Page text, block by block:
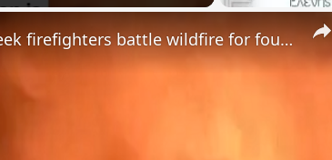
"The situation is out of control": Greek firefighters battle wildfire for fourth day